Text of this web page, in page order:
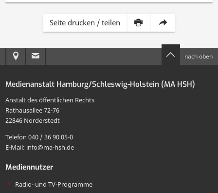
Seite drucken / teilen
Inhalt Diese
per
Anreise
MA
HSH
an
die
MA
HSH
nach oben
Medienanstalt Hamburg/Schleswig-Holstein (MA HSH)
Anstalt des öffentlichen Rechts
Rathausallee 72-76
22846 Norderstedt
Telefon 040 / 36 90 05-0
E-Mail: info@ma-hsh.de
Mediennutzer
Radio- und TV-Programme